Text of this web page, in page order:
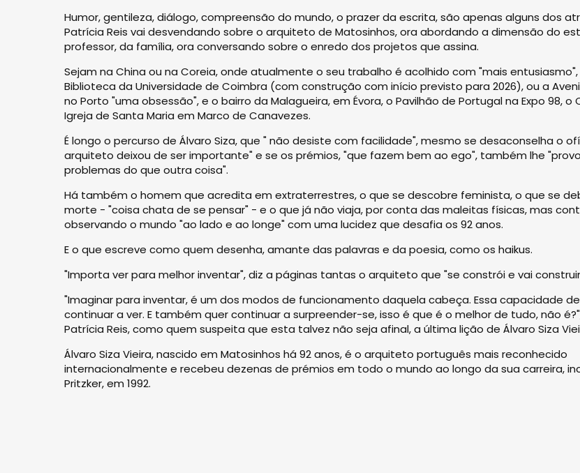
Humor, gentileza, diálogo, compreensão do mundo, o prazer da escrita, são apenas alguns dos
Patrícia Reis vai desvendando sobre o arquiteto de Matosinhos, ora abordando a dimensão do
professor, da família, ora conversando sobre o enredo dos projetos que assina.
Sejam na China ou na Coreia, onde atualmente o seu trabalho é acolhido com "mais
Biblioteca da Universidade de Coimbra (com construção com início previsto para 2026), ou a
no Porto "uma obsessão", e o bairro da Malagueira, em Évora, o Pavilhão de Portugal na Expo 98, o
Igreja de Santa Maria em Marco de Canavezes.
É longo o percurso de Álvaro Siza, que " não desiste com facilidade", mesmo se desaconselha o
arquiteto deixou de ser importante" e se os prémios, "que fazem bem ao ego", também lhe
problemas do que outra coisa".
Há também o homem que acredita em extraterrestres, o que se descobre feminista, o que se
morte - "coisa chata de se pensar" - e o que já não viaja, por conta das maleitas físicas, mas
observando o mundo "ao lado e ao longe" com uma lucidez que desafia os 92 anos.
E o que escreve como quem desenha, amante das palavras e da poesia, como os haikus.
"Importa ver para melhor inventar", diz a páginas tantas o arquiteto que "se constrói e vai
"Imaginar para inventar, é um dos modos de funcionamento daquela cabeça. Essa capacidade
continuar a ver. E também quer continuar a surpreender-se, isso é que é o melhor de tudo, não
Patrícia Reis, como quem suspeita que esta talvez não seja afinal, a última lição de Álvaro Siza
Álvaro Siza Vieira, nascido em Matosinhos há 92 anos, é o arquiteto português mais reconhecido
internacionalmente e recebeu dezenas de prémios em todo o mundo ao longo da sua carreira,
Pritzker, em 1992.